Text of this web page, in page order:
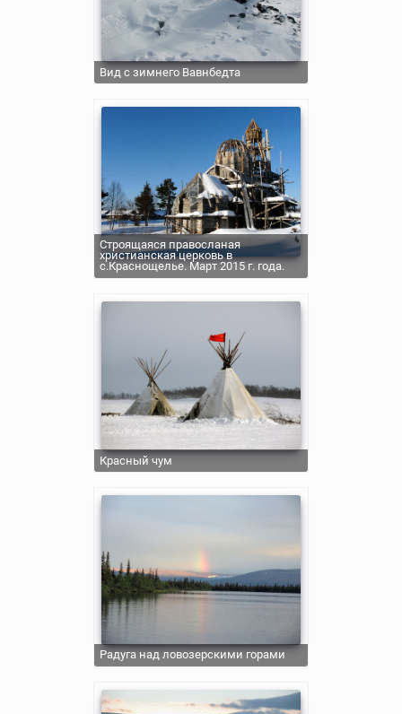
Вид с зимнего Вавнбедта
Строящаяся правосланая
христианская церковь в
с.Краснощелье. Март 2015 г. года.
Красный чум
Радуга над ловозерскими горами